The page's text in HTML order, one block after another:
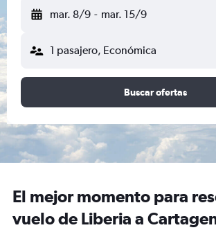
mar. 8/9 - mar. 15/9
1 pasajero, Económica
Buscar ofertas
El mejor momento para
vuelo de Liberia a